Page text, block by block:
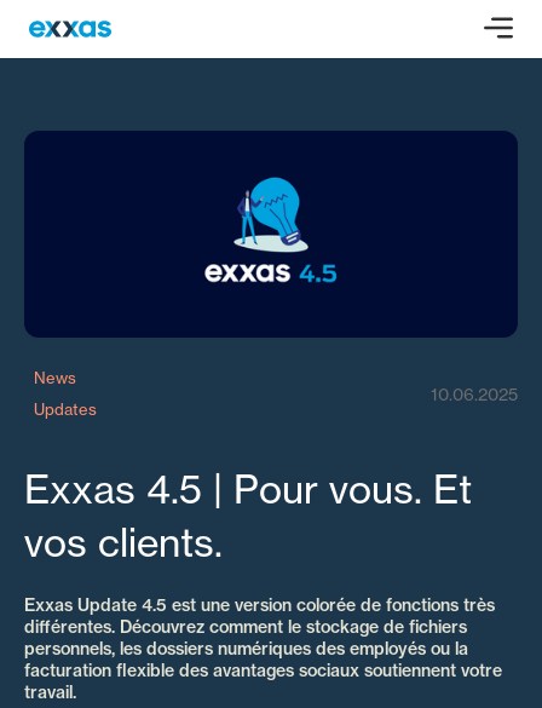
News
Updates
10.06.2025
Exxas 4.5 | Pour vous. Et
vos clients.
Exxas Update 4.5 est une version colorée de fonctions très
différentes. Découvrez comment le stockage de fichiers
personnels, les dossiers numériques des employés ou la
facturation flexible des avantages sociaux soutiennent votre
travail.